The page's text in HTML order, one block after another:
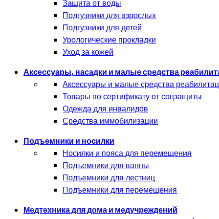
Защита от воды
Подгузники для взрослых
Подгузники для детей
Урологические прокладки
Уход за кожей
Аксессуары, насадки и малые средства
Аксессуары и малые средства
Товары по сертификату от соцзащиты
Одежда для инвалидов
Средства иммобилизации
Подъемники и носилки
Носилки и пояса для перемещения
Подъемники для ванны
Подъемники для лестниц
Подъемники для перемещения
Медтехника для дома и медучреждений